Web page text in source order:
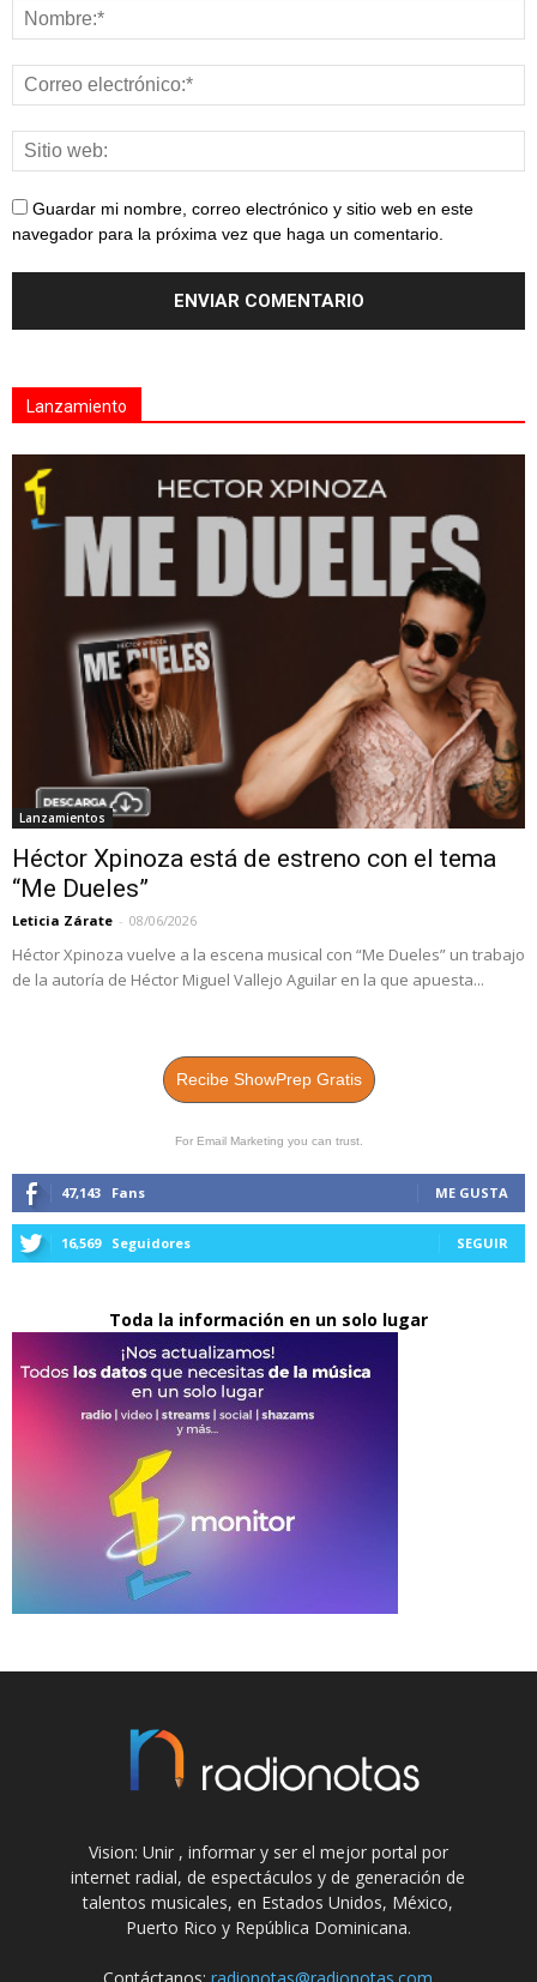
Guardar mi nombre, correo electrónico y sitio web en este
navegador para la próxima vez que haga un comentario.
Lanzamiento
Lanzamientos
Héctor Xpinoza está de estreno con el tema
“Me Dueles”
Leticia Zárate - 08/06/2026
Héctor Xpinoza vuelve a la escena musical con “Me Dueles” un trabajo
de la autoría de Héctor Miguel Vallejo Aguilar en la que apuesta...
Recibe ShowPrep Gratis
For Email Marketing you can trust.
47,143 Fans ME GUSTA
16,569 Seguidores SEGUIR
Toda la información en un solo lugar
Vision: Unir , informar y ser el mejor portal por
internet radial, de espectáculos y de generación de
talentos musicales, en Estados Unidos, México,
Puerto Rico y República Dominicana.